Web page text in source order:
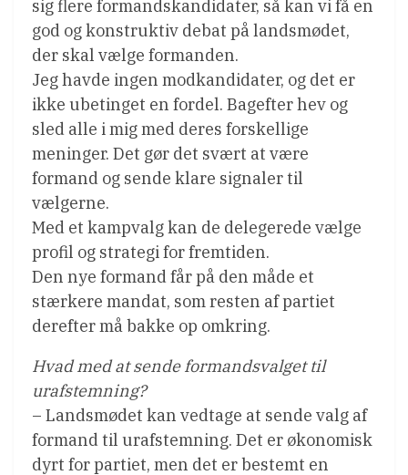
sig flere formandskandidater, så kan vi få en
god og konstruktiv debat på landsmødet,
der skal vælge formanden.
Jeg havde ingen modkandidater, og det er
ikke ubetinget en fordel. Bagefter hev og
sled alle i mig med deres forskellige
meninger. Det gør det svært at være
formand og sende klare signaler til
vælgerne.
Med et kampvalg kan de delegerede vælge
profil og strategi for fremtiden.
Den nye formand får på den måde et
stærkere mandat, som resten af partiet
derefter må bakke op omkring.
Hvad med at sende formandsvalget til
urafstemning?
– Landsmødet kan vedtage at sende valg af
formand til urafstemning. Det er økonomisk
dyrt for partiet, men det er bestemt en